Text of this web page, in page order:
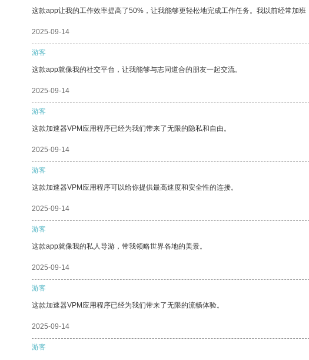
这款app让我的工作效率提高了50%，让我能够更轻松地完成工作任务。我以前经常加
2025-09-14
游客
这款app就像我的社交平台，让我能够与志同道合的朋友一起交流。
2025-09-14
游客
这款加速器VPM应用程序已经为我们带来了无限的隐私和自由。
2025-09-14
游客
这款加速器VPM应用程序可以给你提供最高速度和安全性的连接。
2025-09-14
游客
这款app就像我的私人导游，带我领略世界各地的美景。
2025-09-14
游客
这款加速器VPM应用程序已经为我们带来了无限的流畅体验。
2025-09-14
游客